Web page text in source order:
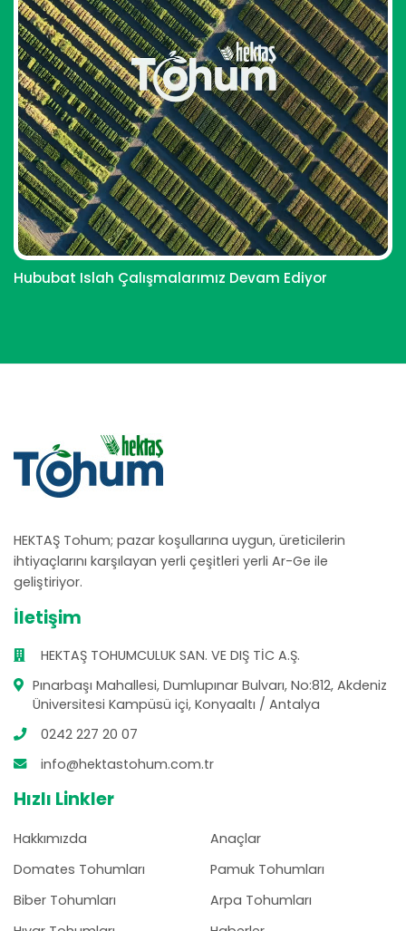
Hububat Islah Çalışmalarımız Devam Ediyor
HEKTAŞ Tohum; pazar koşullarına uygun, üreticilerin
ihtiyaçlarını karşılayan yerli çeşitleri yerli Ar-Ge ile
geliştiriyor.
İletişim
HEKTAŞ TOHUMCULUK SAN. VE DIŞ TİC A.Ş.
Pınarbaşı Mahallesi, Dumlupınar Bulvarı, No:812, Akdeniz
Üniversitesi Kampüsü içi, Konyaaltı / Antalya
0242 227 20 07
info@hektastohum.com.tr
Hızlı Linkler
Hakkımızda
Domates Tohumları
Biber Tohumları
Anaçlar
Pamuk Tohumları
Arpa Tohumları